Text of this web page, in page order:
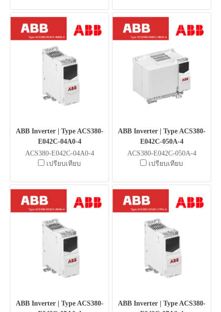
ABB Inverter | Type ACS380-
E042C-04A0-4
ACS380-E042C-04A0-4
เปรียบเทียบ
ABB Inverter | Type ACS380-
E042C-050A-4
ACS380-E042C-050A-4
เปรียบเทียบ
ABB Inverter | Type ACS380-
ABB Inverter | Type ACS380-